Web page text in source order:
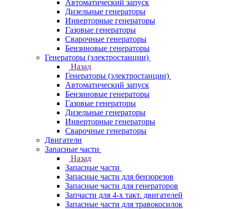
Автоматический запуск
Дизельные генераторы
Инверторные генераторы
Газовые генераторы
Сварочные генераторы
Бензиновые генераторы
Генераторы (электростанции)
Назад
Генераторы (электростанции)
Автоматический запуск
Бензиновые генераторы
Газовые генераторы
Дизельные генераторы
Инверторные генераторы
Сварочные генераторы
Двигатели
Запасные части
Назад
Запасные части
Запасные части для бензорезов
Запасные части для генераторов
Запчасти для 4-х такт. двигателей
Запасные части для травокосилок